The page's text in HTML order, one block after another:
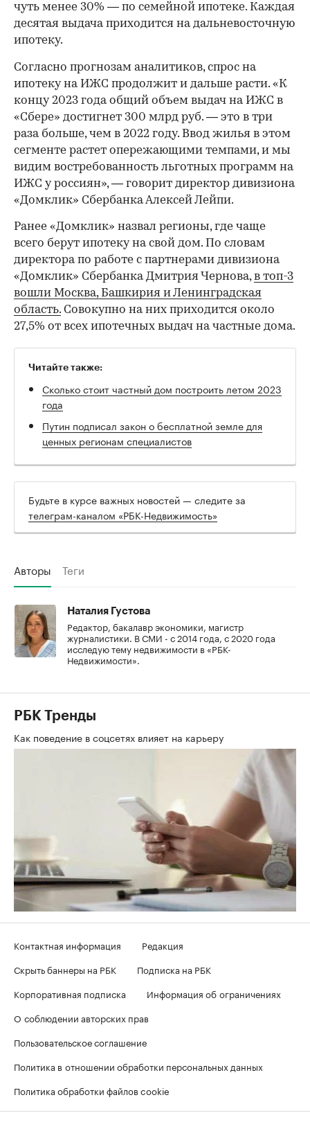
чуть менее 30% — по семейной ипотеке. Каждая
десятая выдача приходится на дальневосточную
ипотеку.
Согласно прогнозам аналитиков, спрос на
ипотеку на ИЖС продолжит и дальше расти. «К
концу 2023 года общий объем выдач на ИЖС в
«Сбере» достигнет 300 млрд руб. — это в три
раза больше, чем в 2022 году. Ввод жилья в этом
сегменте растет опережающими темпами, и мы
видим востребованность льготных программ на
ИЖС у россиян», — говорит директор дивизиона
«Домклик» Сбербанка Алексей Лейпи.
Ранее «Домклик» назвал регионы, где чаще
всего берут ипотеку на свой дом. По словам
директора по работе с партнерами дивизиона
«Домклик» Сбербанка Дмитрия Чернова,в топ-3
вошли Москва, Башкирия и Ленинградская
область. Совокупно на них приходится около
27,5% от всех ипотечных выдач на частные дома.
Читайте также:
Сколько стоит частный дом построить летом 2023
года
Путин подписал закон о бесплатной земле для
ценных регионам специалистов
Будьте в курсе важных новостей — следите за
телеграм-каналом «РБК-Недвижимость»
Авторы Теги
Наталия Густова
Редактор, бакалавр экономики, магистр
журналистики. В СМИ - с 2014 года, с 2020 года
исследую тему недвижимости в «РБК-
Недвижимости».
РБК Тренды
Как поведение в соцсетях влияет на карьеру
Контактная информация
Редакция
Скрыть баннеры на РБК
Подписка на РБК
Корпоративная подписка
Информация об ограничениях
О соблюдении авторских прав
Пользовательское соглашение
Политика в отношении обработки персональных данных
Политика обработки файлов cookie